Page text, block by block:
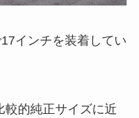
インチを装着してい
較的純正サイズに近